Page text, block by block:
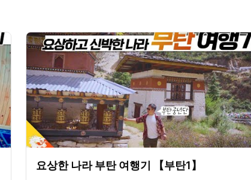
요상한 나라 부탄 여행기 【부탄1】